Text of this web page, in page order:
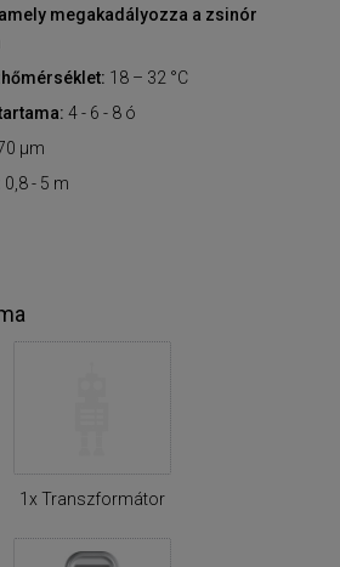
megakadályozza a zsinór
18 – 32 °C
4 - 6 - 8 ó
µm
0,8 - 5 m
1x Transzformátor